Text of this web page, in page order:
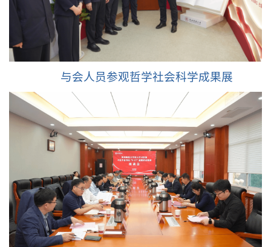
与会人员参观哲学社会科学成果展